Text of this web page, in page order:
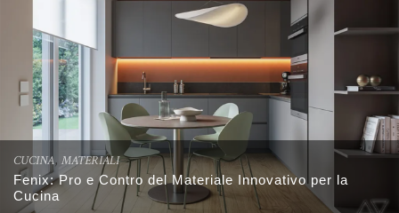
CUCINA, MATERIALI
Fenix: Pro e Contro del Materiale Innovativo per la
Cucina